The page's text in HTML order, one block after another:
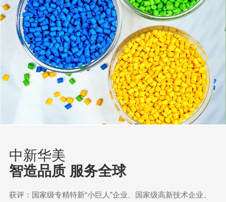
中新华美
智造品质 服务全球
获评：国家级专精特新“小巨人”企业、国家级高新技术企业、